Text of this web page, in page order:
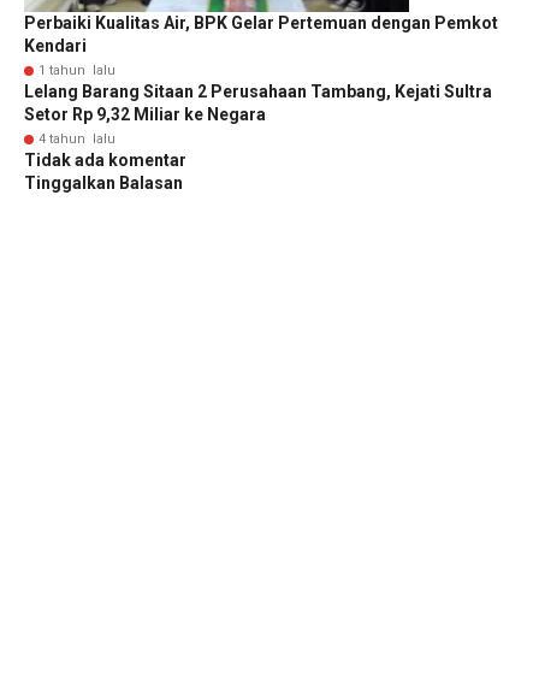
Perbaiki Kualitas Air, BPK Gelar Pertemuan dengan Pemkot
Kendari
1 tahun lalu
Lelang Barang Sitaan 2 Perusahaan Tambang, Kejati Sultra
Setor Rp 9,32 Miliar ke Negara
4 tahun lalu
Tidak ada komentar
Tinggalkan Balasan